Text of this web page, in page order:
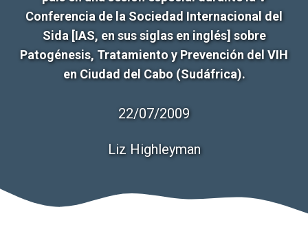
Conferencia de la Sociedad Internacional del
Sida [IAS, en sus siglas en inglés] sobre
Patogénesis, Tratamiento y Prevención del VIH
en Ciudad del Cabo (Sudáfrica).
22/07/2009
Liz Highleyman